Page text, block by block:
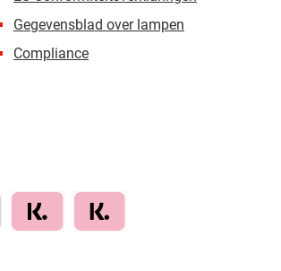
Gegevensblad over lampen
Compliance